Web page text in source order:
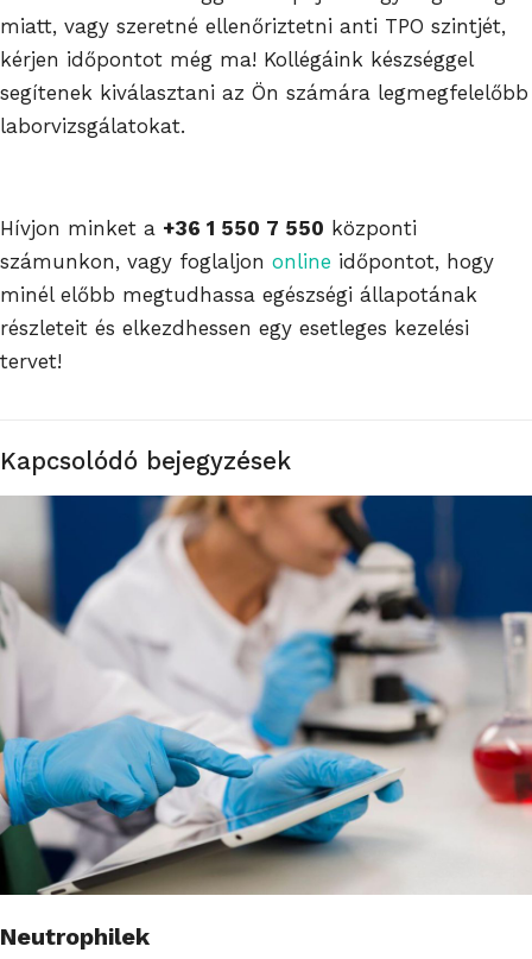
miatt, vagy szeretné ellenőriztetni anti TPO szintjét,
kérjen időpontot még ma! Kollégáink készséggel
segítenek kiválasztani az Ön számára legmegfelelőbb
laborvizsgálatokat.
Hívjon minket a +36 1 550 7 550 központi
számunkon, vagy foglaljon online időpontot, hogy
minél előbb megtudhassa egészségi állapotának
részleteit és elkezdhessen egy esetleges kezelési
tervet!
Kapcsolódó bejegyzések
Neutrophilek